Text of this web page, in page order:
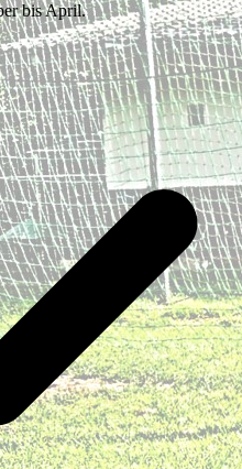
bis April.